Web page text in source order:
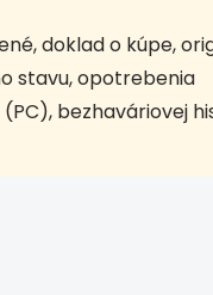
doklad o kúpe,
stavu, opotrebenia
bezhaváriovej